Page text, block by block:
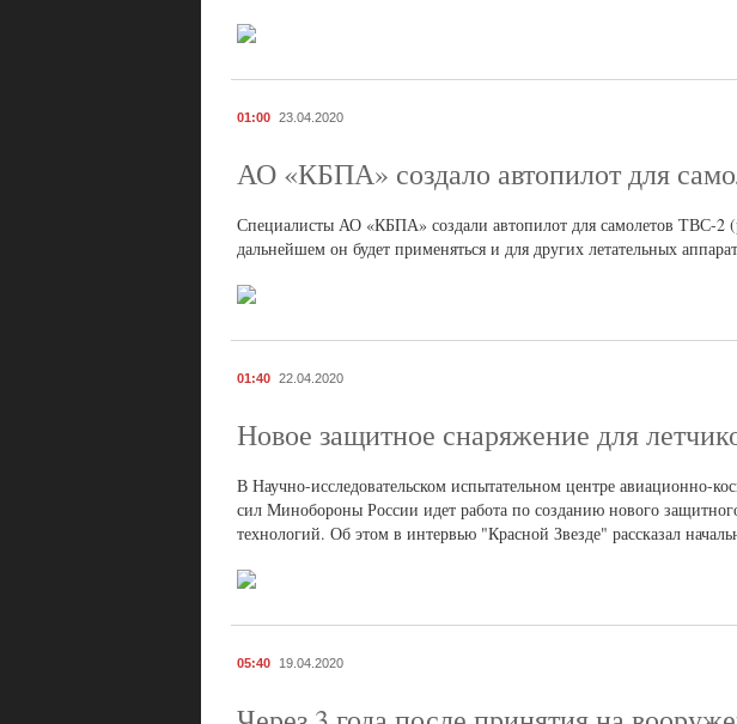
01:00 23.04.2020
АО «КБПА» создало автопилот для
Специалисты АО «КБПА» создали автопилот для самолетов
дальнейшем он будет применяться и для других летательных
01:40 22.04.2020
Новое защитное снаряжение для
В Научно-исследовательском испытательном центре
сил Минобороны России идет работа по созданию нового
технологий. Об этом в интервью "Красной Звезде" рассказал
05:40 19.04.2020